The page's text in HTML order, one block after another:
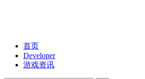
首页
Developer
游戏资讯